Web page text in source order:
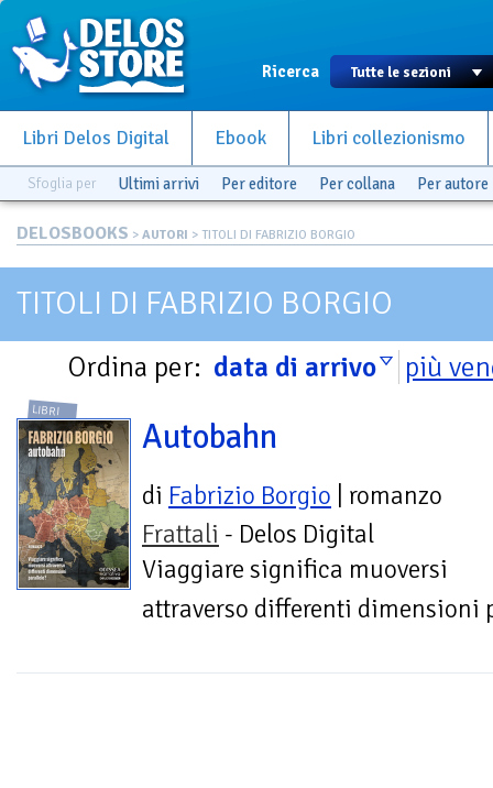
Ricerca
Libri Delos Digital Ebook Libri collezionismo
Sfoglia per Ultimi arrivi Per editore Per collana Per autore
DELOSBOOKS > AUTORI > TITOLI DI FABRIZIO BORGIO
TITOLI DI FABRIZIO BORGIO
Ordina per: data di arrivo più
LIBRI
Autobahn
di Fabrizio Borgio | romanzo
Frattali - Delos Digital
Viaggiare significa muoversi
attraverso differenti dimensioni